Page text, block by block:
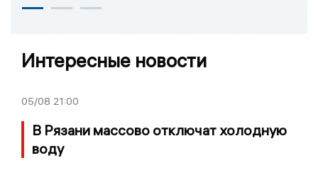
Интересные новости
05/08 21:00
В Рязани массово отключат холодную
воду